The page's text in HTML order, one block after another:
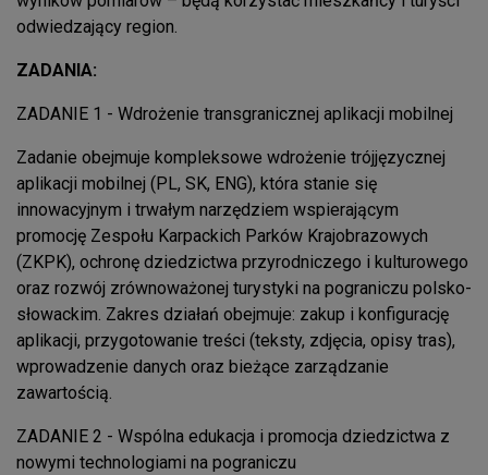
odwiedzający region.
ZADANIA:
ZADANIE 1 - Wdrożenie transgranicznej aplikacji mobilnej
Zadanie obejmuje kompleksowe wdrożenie trójjęzycznej
aplikacji mobilnej (PL, SK, ENG), która stanie się
innowacyjnym i trwałym narzędziem wspierającym
promocję Zespołu Karpackich Parków Krajobrazowych
(ZKPK), ochronę dziedzictwa przyrodniczego i kulturowego
oraz rozwój zrównoważonej turystyki na pograniczu polsko-
słowackim. Zakres działań obejmuje: zakup i konfigurację
aplikacji, przygotowanie treści (teksty, zdjęcia, opisy tras),
wprowadzenie danych oraz bieżące zarządzanie
zawartością.
ZADANIE 2 - Wspólna edukacja i promocja dziedzictwa z
nowymi technologiami na pograniczu